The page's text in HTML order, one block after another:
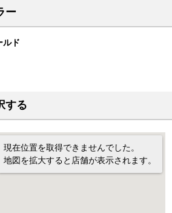
ー
ルド
する
現在位置を取得できませんでした。
地図を拡大すると店舗が表示されます。